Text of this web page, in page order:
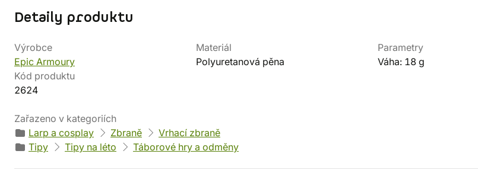
Detaily produktu
Výrobce
Epic Armoury
Materiál
Polyuretanová pěna
Parametry
Váha: 18 g
Kód produktu
2624
Zařazeno v kategoriích
Larp a cosplay
Zbraně
Vrhací zbraně
Tipy
Tipy na léto Táborové hry a odměny